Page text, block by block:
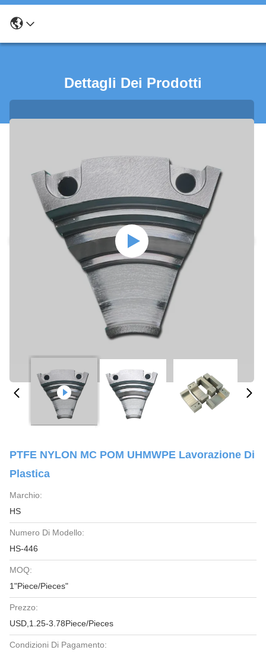
Dettagli Dei Prodotti
PTFE NYLON MC POM UHMWPE Lavorazione Di
Plastica
Marchio:
HS
Numero Di Modello:
HS-446
MOQ:
1"Piece/Pieces"
Prezzo:
USD,1.25-3.78Piece/Pieces
Condizioni Di Pagamento: